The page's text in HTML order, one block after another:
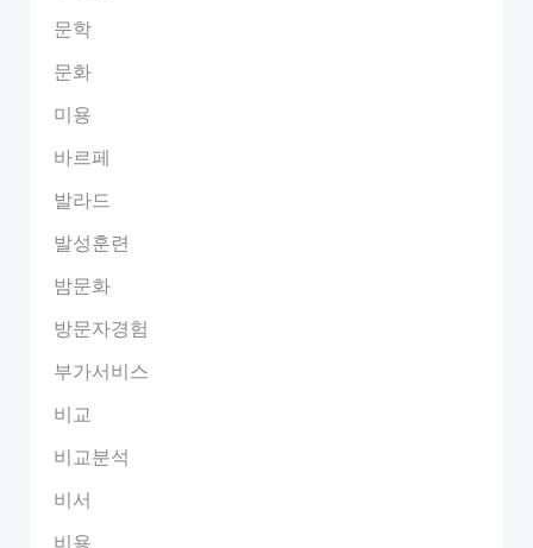
문학
문화
미용
바르페
발라드
발성훈련
밤문화
방문자경험
부가서비스
비교
비교분석
비서
비용